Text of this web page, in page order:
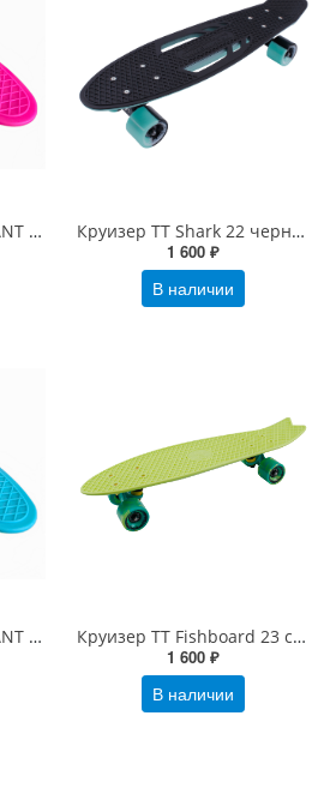
Скейт (пенниборд) STANT PN-100 розовый
Круизер TT Shark 22 черный-морской
1 600 ₽
В наличии
Скейт (пенниборд) STANT PN-100 голубой
Круизер TT Fishboard 23 светло-зеленый
1 600 ₽
В наличии